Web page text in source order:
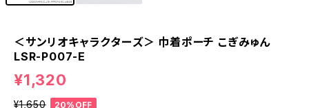
＜サンリオキャラクターズ＞ 巾着ポーチ こぎみゅん
LSR-P007-E
¥1,320
¥1,650
20%OFF